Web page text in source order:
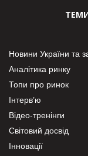
Новини України та
Аналітика ринку
Топи про ринок
Інтерв’ю
Відео-тренінги
Світовий досвід
Інновації